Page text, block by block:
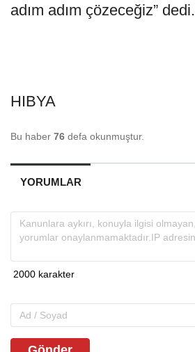
adım adım çözeceğiz” dedi.
HIBYA
Bu haber 76 defa okunmuştur.
YORUMLAR